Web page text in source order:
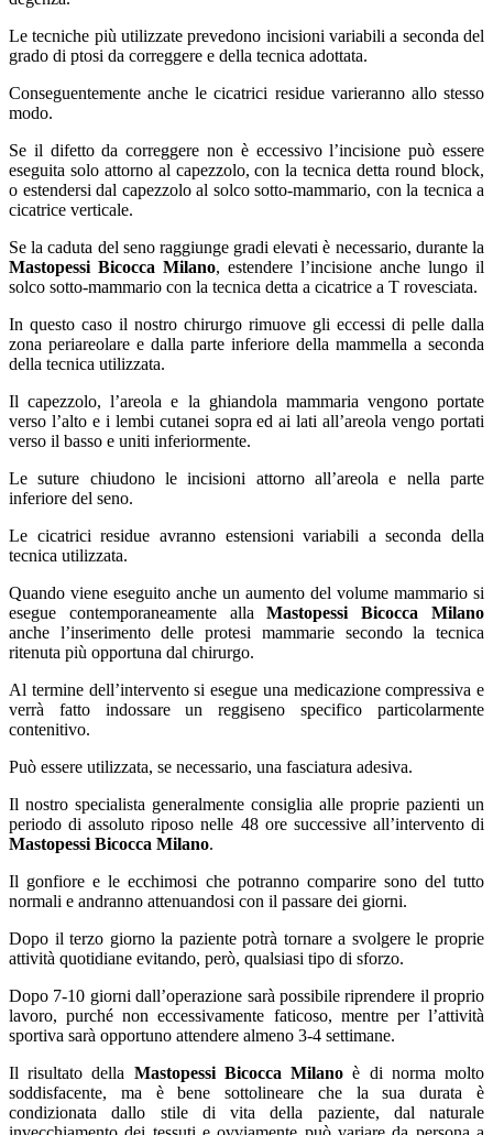
Le tecniche più utilizzate prevedono incisioni variabili a seconda del
grado di ptosi da correggere e della tecnica adottata.
Conseguentemente anche le cicatrici residue varieranno allo stesso
modo.
Se il difetto da correggere non è eccessivo l’incisione può essere
eseguita solo attorno al capezzolo, con la tecnica detta round block,
o estendersi dal capezzolo al solco sotto-mammario, con la tecnica a
cicatrice verticale.
Se la caduta del seno raggiunge gradi elevati è necessario, durante la
Mastopessi Bicocca Milano, estendere l’incisione anche lungo il
solco sotto-mammario con la tecnica detta a cicatrice a T rovesciata.
In questo caso il nostro chirurgo rimuove gli eccessi di pelle dalla
zona periareolare e dalla parte inferiore della mammella a seconda
della tecnica utilizzata.
Il capezzolo, l’areola e la ghiandola mammaria vengono portate
verso l’alto e i lembi cutanei sopra ed ai lati all’areola vengo portati
verso il basso e uniti inferiormente.
Le suture chiudono le incisioni attorno all’areola e nella parte
inferiore del seno.
Le cicatrici residue avranno estensioni variabili a seconda della
tecnica utilizzata.
Quando viene eseguito anche un aumento del volume mammario si
esegue contemporaneamente allaMastopessi Bicocca Milano
anche l’inserimento delle protesi mammarie secondo la tecnica
ritenuta più opportuna dal chirurgo.
Al termine dell’intervento si esegue una medicazione compressiva e
verrà fatto indossare un reggiseno specifico particolarmente
contenitivo.
Può essere utilizzata, se necessario, una fasciatura adesiva.
Il nostro specialista generalmente consiglia alle proprie pazienti un
periodo di assoluto riposo nelle 48 ore successive all’intervento di
Mastopessi Bicocca Milano.
Il gonfiore e le ecchimosi che potranno comparire sono del tutto
normali e andranno attenuandosi con il passare dei giorni.
Dopo il terzo giorno la paziente potrà tornare a svolgere le proprie
attività quotidiane evitando, però, qualsiasi tipo di sforzo.
Dopo 7-10 giorni dall’operazione sarà possibile riprendere il proprio
lavoro, purché non eccessivamente faticoso, mentre per l’attività
sportiva sarà opportuno attendere almeno 3-4 settimane.
Il risultato della Mastopessi Bicocca Milano è di norma molto
soddisfacente, ma è bene sottolineare che la sua durata è
condizionata dallo stile di vita della paziente, dal naturale